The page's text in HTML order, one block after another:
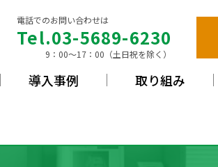
電話でのお問い合わせは
Tel.03-5689-6230
9：00〜17：00（土日祝を除く）
導入事例 取り組み